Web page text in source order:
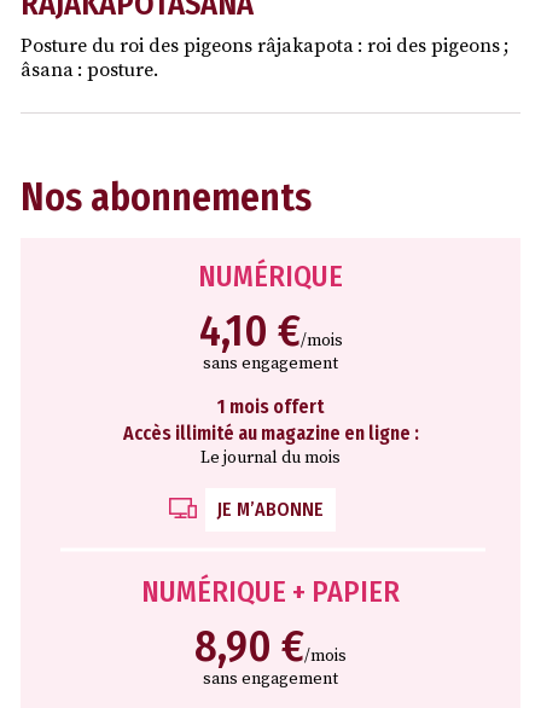
Posture du roi des pigeons râjakapota : roi des pigeons ;
âsana : posture.
Nos abonnements
NUMÉRIQUE
4,10 €/mois
sans engagement
1 mois offert
Accès illimité au magazine en ligne :
Le journal du mois
JE M’ABONNE
NUMÉRIQUE + PAPIER
8,90 €/mois
sans engagement